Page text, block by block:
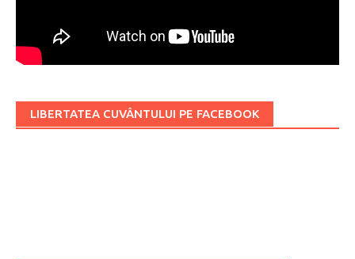
LIBERTATEA CUVÂNTULUI PE FACEBOOK